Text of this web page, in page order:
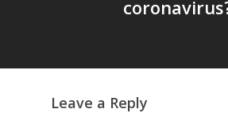
Leave a Reply